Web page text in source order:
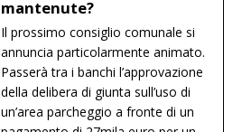
mantenute?
Il prossimo consiglio comunale si
annuncia particolarmente animato.
Passerà tra i banchi l’approvazione
della delibera di giunta sull’uso di
un’area parcheggio a fronte di un